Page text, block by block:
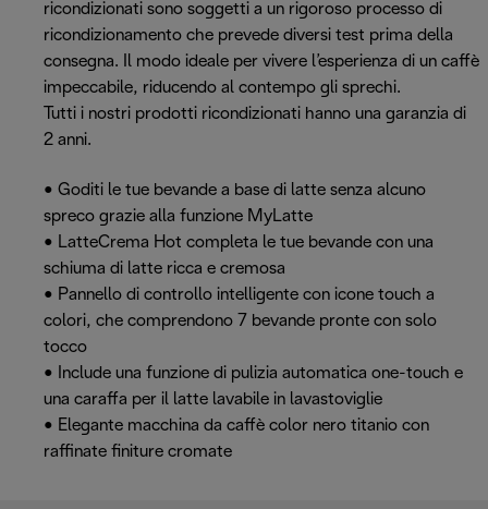
ricondizionati sono soggetti a un rigoroso processo di
ricondizionamento che prevede diversi test prima della
consegna. Il modo ideale per vivere l’esperienza di un caffè
impeccabile, riducendo al contempo gli sprechi.
Tutti i nostri prodotti ricondizionati hanno una garanzia di
2 anni.
• Goditi le tue bevande a base di latte senza alcuno
spreco grazie alla funzione MyLatte
• LatteCrema Hot completa le tue bevande con una
schiuma di latte ricca e cremosa
• Pannello di controllo intelligente con icone touch a
colori, che comprendono 7 bevande pronte con solo
tocco
• Include una funzione di pulizia automatica one-touch e
una caraffa per il latte lavabile in lavastoviglie
• Elegante macchina da caffè color nero titanio con
raffinate finiture cromate